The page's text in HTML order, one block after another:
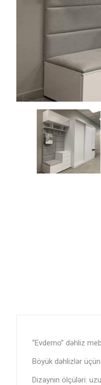
“Evdemo” dəhliz
Böyük dəhlizlər üçün
Dizaynın ölçüləri: